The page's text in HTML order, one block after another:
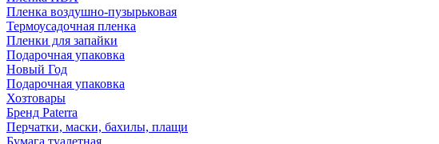
Пленка воздушно-пузырьковая
Термоусадочная пленка
Пленки для запайки
Подарочная упаковка
Новый Год
Подарочная упаковка
Хозтовары
Бренд Paterra
Перчатки, маски, бахилы, плащи
Бумага туалетная